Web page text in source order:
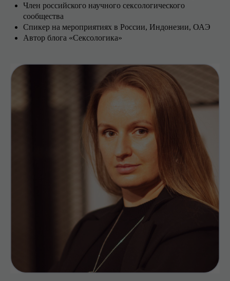
Член российского научного сексологического
сообщества
Спикер на мероприятиях в России, Индонезии, ОАЭ
Автор блога «Сексологика»